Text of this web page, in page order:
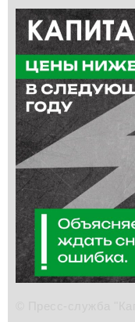
Мероприятия
Авторские материалы
Видео
Телефон редакции:
Электронные почты
Информационный
info@business-
Отдел рекламы
reklama@business-
Отдел
podpiska@business-